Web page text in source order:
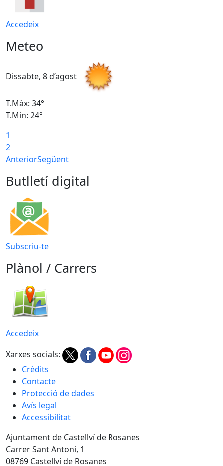
Accedeix
Meteo
Dissabte, 8 d’agost
T.Màx: 34°
T.Min: 24°
1
2
AnteriorSegüent
Butlletí digital
Subscriu-te
Plànol / Carrers
Accedeix
Xarxes socials:
Crèdits
Contacte
Protecció de dades
Avís legal
Accessibilitat
Ajuntament de Castellví de Rosanes
Carrer Sant Antoni, 1
08769 Castellví de Rosanes